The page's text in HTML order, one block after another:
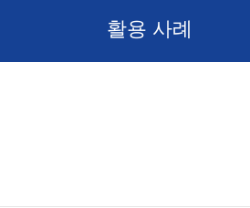
활용 사례